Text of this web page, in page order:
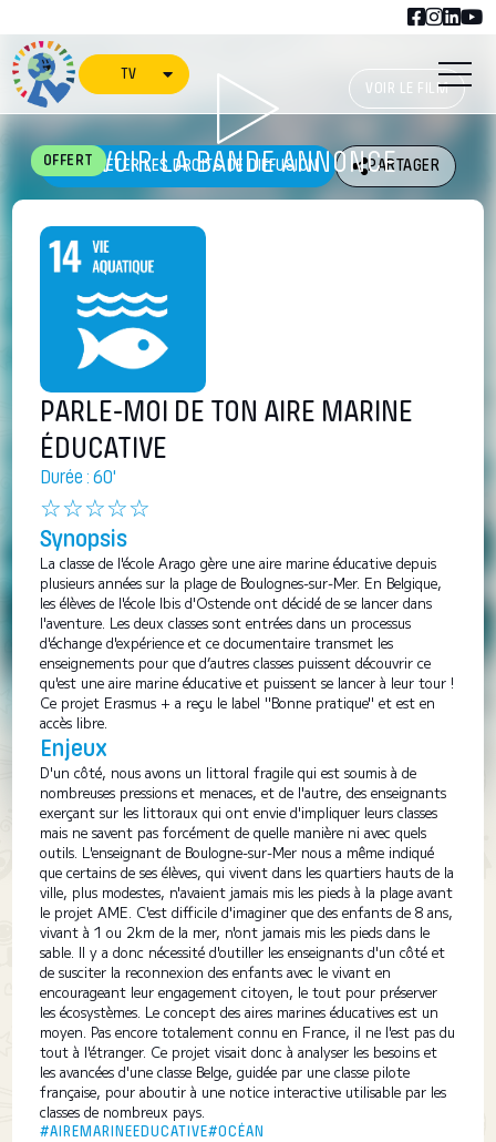
TV
OFFERT VOIR LA BANDE ANNONCE
VOIR LE FILM
ACHETER LES DROITS DE DIFFUSION PARTAGER
PARLE-MOI DE TON AIRE MARINE
ÉDUCATIVE
Durée : 60'
☆☆☆☆☆
Synopsis
La classe de l'école Arago gère une aire marine éducative depuis
plusieurs années sur la plage de Boulognes-sur-Mer. En Belgique,
les élèves de l'école Ibis d'Ostende ont décidé de se lancer dans
l'aventure. Les deux classes sont entrées dans un processus
d'échange d'expérience et ce documentaire transmet les
enseignements pour que d’autres classes puissent découvrir ce
qu'est une aire marine éducative et puissent se lancer à leur tour !
Ce projet Erasmus + a reçu le label "Bonne pratique" et est en
accès libre.
Enjeux
D'un côté, nous avons un littoral fragile qui est soumis à de
nombreuses pressions et menaces, et de l'autre, des enseignants
exerçant sur les littoraux qui ont envie d'impliquer leurs classes
mais ne savent pas forcément de quelle manière ni avec quels
outils. L'enseignant de Boulogne-sur-Mer nous a même indiqué
que certains de ses élèves, qui vivent dans les quartiers hauts de la
ville, plus modestes, n'avaient jamais mis les pieds à la plage avant
le projet AME. C'est difficile d'imaginer que des enfants de 8 ans,
vivant à 1 ou 2km de la mer, n'ont jamais mis les pieds dans le
sable. Il y a donc nécessité d'outiller les enseignants d'un côté et
de susciter la reconnexion des enfants avec le vivant en
encourageant leur engagement citoyen, le tout pour préserver
les écosystèmes. Le concept des aires marines éducatives est un
moyen. Pas encore totalement connu en France, il ne l'est pas du
tout à l'étranger. Ce projet visait donc à analyser les besoins et
les avancées d'une classe Belge, guidée par une classe pilote
française, pour aboutir à une notice interactive utilisable par les
classes de nombreux pays.
#AIREMARINEEDUCATIVE#OCÉAN